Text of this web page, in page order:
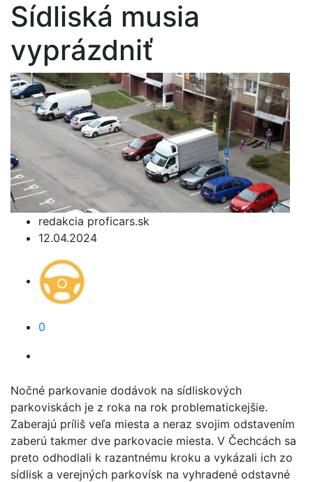
Sídliská musia
vyprázdniť
redakcia proficars.sk
12.04.2024
0
Nočné parkovanie dodávok na sídliskových
parkoviskách je z roka na rok problematickejšie.
Zaberajú príliš veľa miesta a neraz svojim odstavením
zaberú takmer dve parkovacie miesta. V Čechcách sa
preto odhodlali k razantnému kroku a vykázali ich zo
sídlisk a verejných parkovísk na vyhradené odstavné